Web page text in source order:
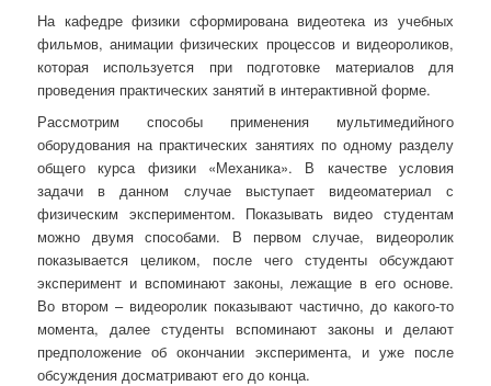
На кафедре физики сформирована видеотека из учебных
фильмов, анимации физических процессов и видеороликов,
которая используется при подготовке материалов для
проведения практических занятий в интерактивной форме.
Рассмотрим способы применения мультимедийного
оборудования на практических занятиях по одному разделу
общего курса физики «Механика». В качестве условия
задачи в данном случае выступает видеоматериал с
физическим экспериментом. Показывать видео студентам
можно двумя способами. В первом случае, видеоролик
показывается целиком, после чего студенты обсуждают
эксперимент и вспоминают законы, лежащие в его основе.
Во втором – видеоролик показывают частично, до какого-то
момента, далее студенты вспоминают законы и делают
предположение об окончании эксперимента, и уже после
обсуждения досматривают его до конца.